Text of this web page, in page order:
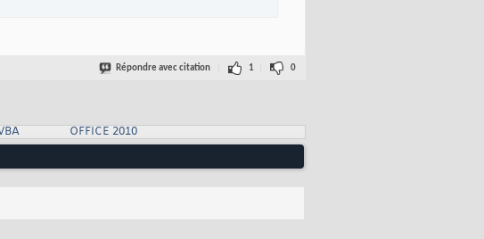
Répondre avec citation 1 0
OFFICE 2010